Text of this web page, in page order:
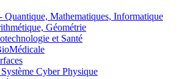
Mathematiques, Informatique
Géométrie
et Santé
Cyber Physique